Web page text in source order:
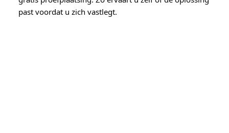
past voordat u zich vastlegt.